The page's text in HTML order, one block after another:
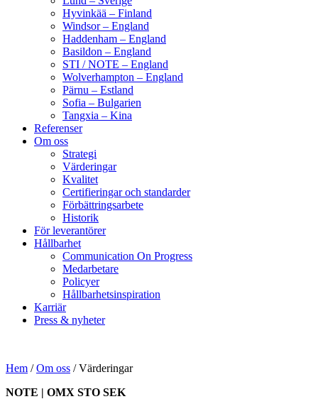
Hyvinkää – Finland
Windsor – England
Haddenham – England
Basildon – England
STI / NOTE – England
Wolverhampton – England
Pärnu – Estland
Sofia – Bulgarien
Tangxia – Kina
Referenser
Om oss
Strategi
Värderingar
Kvalitet
Certifieringar och standarder
Förbättringsarbete
Historik
För leverantörer
Hållbarhet
Communication On Progress
Medarbetare
Policyer
Hållbarhetsinspiration
Karriär
Press & nyheter
Hem /Om oss /Värderingar
NOTE | OMX STO SEK